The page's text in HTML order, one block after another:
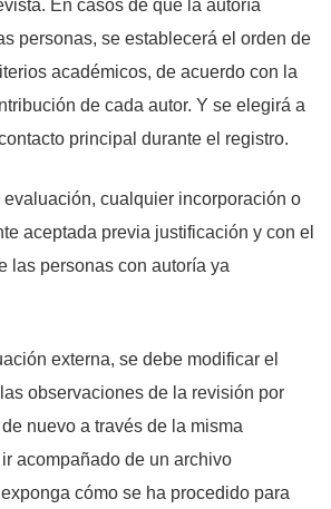
En casos de que la autoría
personas, se establecerá el orden de
académicos, de acuerdo con la
de cada autor. Y se elegirá a
principal durante el registro.
cualquier incorporación o
aceptada previa justificación y con el
las personas con autoría ya
externa, se debe modificar el
observaciones de la revisión por
nuevo a través de la misma
acompañado de un archivo
cómo se ha procedido para